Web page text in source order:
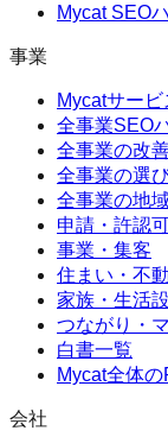
Mycat SEO
事業
Mycatサービ
全事業SEO
全事業の改
全事業の選
全事業の地
申請・許認
事業・集客
住まい・不
家族・生活
つながり・
白書一覧
Mycat全体の
会社